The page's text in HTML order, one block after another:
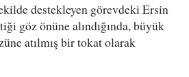
destekleyen görevdeki Ersin
göz önüne alındığında, büyük
atılmış bir tokat olarak